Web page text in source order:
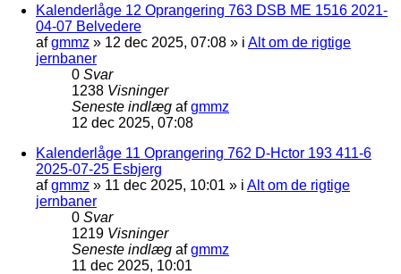
Kalenderlåge 12 Oprangering 763 DSB ME 1516 2021-
04-07 Belvedere
afgmmz » 12 dec 2025, 07:08 » i Alt om de rigtige
jernbaner
0 Svar
1238 Visninger
Seneste indlæg afgmmz
12 dec 2025, 07:08
Kalenderlåge 11 Oprangering 762 D-Hctor 193 411-6
2025-07-25 Esbjerg
afgmmz » 11 dec 2025, 10:01 » i Alt om de rigtige
jernbaner
0 Svar
1219 Visninger
Seneste indlæg afgmmz
11 dec 2025, 10:01